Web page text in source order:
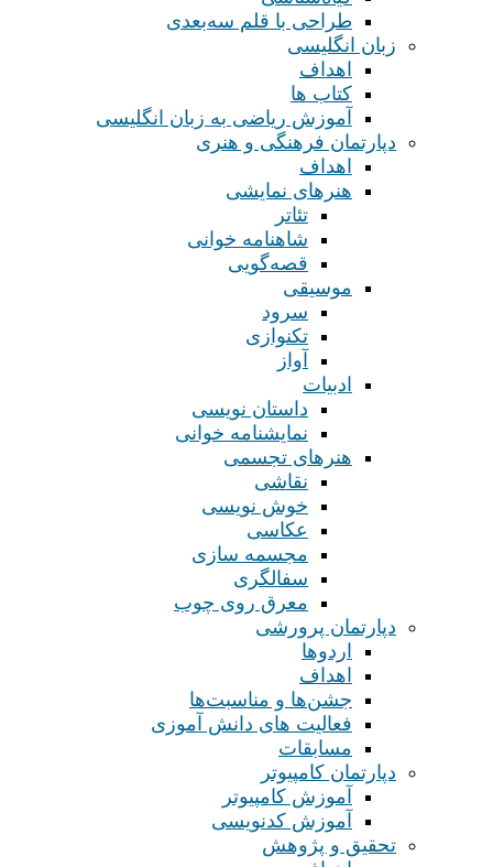
طراحی با قلم سه‌بعدی
زبان انگلیسی
اهداف
کتاب ها
آموزش ریاضی به زبان انگلیسی
دپارتمان فرهنگی و هنری
اهداف
هنرهای نمایشی
تئاتر
شاهنامه خوانی
قصه‌گویی
موسیقی
سرود
تکنوازی
آواز
ادبیات
داستان نویسی
نمایشنامه خوانی
هنرهای تجسمی
نقاشی
خوش نویسی
عکاسی
مجسمه سازی
سفالگری
معرق روی چوب
دپارتمان پرورشی
اردوها
اهداف
جشن‌ها و مناسبت‌ها
فعالیت های دانش آموزی
مسابقات
دپارتمان کامپیوتر
آموزش کامپیوتر
آموزش کدنویسی
تحقیق و پژوهش